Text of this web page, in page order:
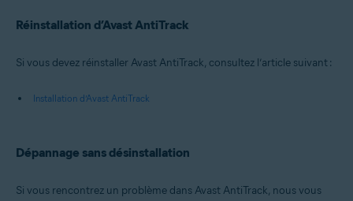
Réinstallation d’Avast AntiTrack
Si vous devez réinstaller Avast AntiTrack, consultez l’article suivant :
Installation d’Avast AntiTrack
Dépannage sans désinstallation
Si vous rencontrez un problème dans Avast AntiTrack, nous vous